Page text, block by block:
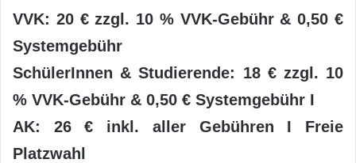
VVK: 20 € zzgl. 10 % VVK-Gebühr & 0,50 €
Systemgebühr
SchülerInnen & Studierende: 18 € zzgl. 10
% VVK-Gebühr & 0,50 € Systemgebühr I
AK: 26 € inkl. aller Gebühren I Freie
Platzwahl